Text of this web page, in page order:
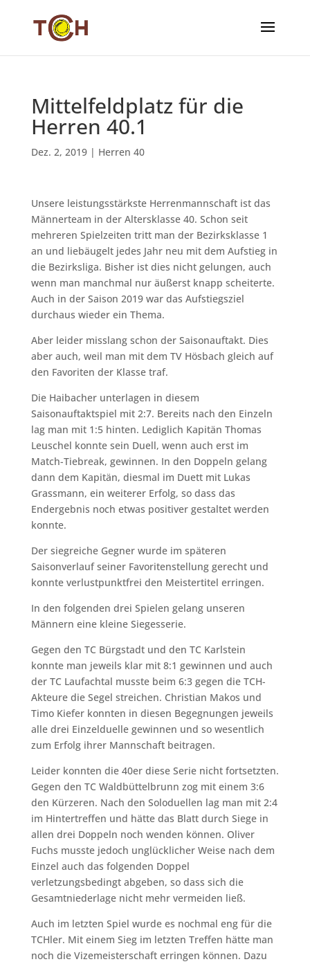
Mittelfeldplatz für die
Herren 40.1
Dez. 2, 2019| Herren 40
Unsere leistungsstärkste Herrenmannschaft ist das
Männerteam in der Altersklasse 40. Schon seit
mehreren Spielzeiten tritt man der Bezirksklasse 1
an und liebäugelt jedes Jahr neu mit dem Aufstieg in
die Bezirksliga. Bisher ist dies nicht gelungen, auch
wenn man manchmal nur äußerst knapp scheiterte.
Auch in der Saison 2019 war das Aufstiegsziel
durchaus wieder ein Thema.
Aber leider misslang schon der Saisonauftakt. Dies
aber auch, weil man mit dem TV Hösbach gleich auf
den Favoriten der Klasse traf.
Die Haibacher unterlagen in diesem
Saisonauftaktspiel mit 2:7. Bereits nach den Einzeln
lag man mit 1:5 hinten. Lediglich Kapitän Thomas
Leuschel konnte sein Duell, wenn auch erst im
Match-Tiebreak, gewinnen. In den Doppeln gelang
dann dem Kapitän, diesmal im Duett mit Lukas
Grassmann, ein weiterer Erfolg, so dass das
Endergebnis noch etwas positiver gestaltet werden
konnte.
Der siegreiche Gegner wurde im späteren
Saisonverlauf seiner Favoritenstellung gerecht und
konnte verlustpunktfrei den Meistertitel erringen.
In den folgenden drei Spielen gelang unseren
Männern eine kleine Siegesserie.
Gegen den TC Bürgstadt und den TC Karlstein
konnte man jeweils klar mit 8:1 gewinnen und auch
der TC Laufachtal musste beim 6:3 gegen die TCH-
Akteure die Segel streichen. Christian Makos und
Timo Kiefer konnten in diesen Begegnungen jeweils
alle drei Einzelduelle gewinnen und so wesentlich
zum Erfolg ihrer Mannschaft beitragen.
Leider konnten die 40er diese Serie nicht fortsetzten.
Gegen den TC Waldbüttelbrunn zog mit einem 3:6
den Kürzeren. Nach den Soloduellen lag man mit 2:4
im Hintertreffen und hätte das Blatt durch Siege in
allen drei Doppeln noch wenden können. Oliver
Fuchs musste jedoch unglücklicher Weise nach dem
Einzel auch das folgenden Doppel
verletzungsbedingt abgeben, so dass sich die
Gesamtniederlage nicht mehr vermeiden ließ.
Auch im letzten Spiel wurde es nochmal eng für die
TCHler. Mit einem Sieg im letzten Treffen hätte man
noch die Vizemeisterschaft erringen können. Dazu